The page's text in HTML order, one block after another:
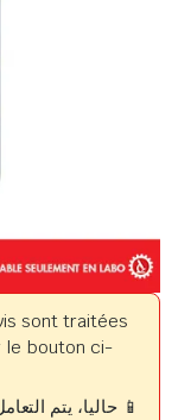
sont traitées
le bouton ci-
📱 حاليا، يتم